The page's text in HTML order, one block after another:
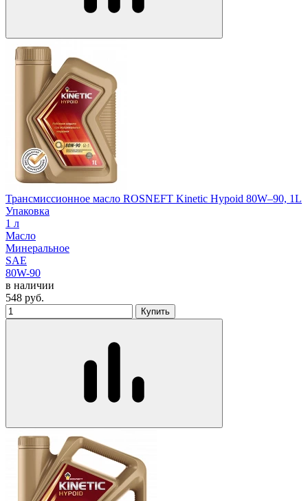
Трансмиссионное масло ROSNEFT Kinetic Hypoid 80W–90, 1L
Упаковка
1 л
Масло
Минеральное
SAE
80W-90
в наличии
548 руб.
Купить